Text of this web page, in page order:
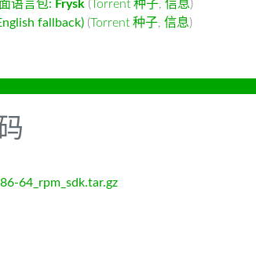
语言包: Frysk (Torrent 种子, 信息)
fallback) (Torrent 种子, 信息)
64_rpm_sdk.tar.gz